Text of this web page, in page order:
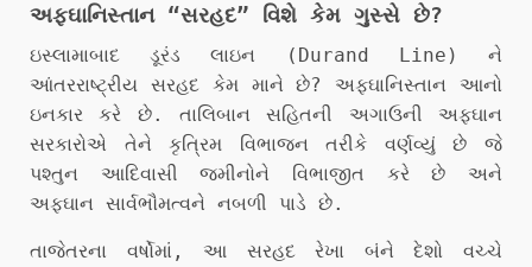
અફઘાનિસ્તાન “સરહદ” વિશે કેમ ગુસ્સે છે?
ઇસ્લામાબાદ ડૂરંડ લાઇન (Durand Line) ને
આંતરરાષ્ટ્રીય સરહદ કેમ માને છે? અફઘાનિસ્તાન આનો
ઇનકાર કરે છે. તાલિબાન સહિતની અગાઉની અફઘાન
સરકારોએ તેને કૃત્રિમ વિભાજન તરીકે વર્ણવ્યું છે જે
પશ્તુન આદિવાસી જમીનોને વિભાજીત કરે છે અને
અફઘાન સાર્વભૌમત્વને નબળી પાડે છે.
તાજેતરના વર્ષોમાં, આ સરહદ રેખા બંને દેશો વચ્ચે